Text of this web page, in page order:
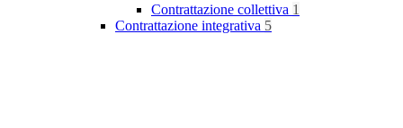
Contrattazione collettiva 1
Contrattazione integrativa 5